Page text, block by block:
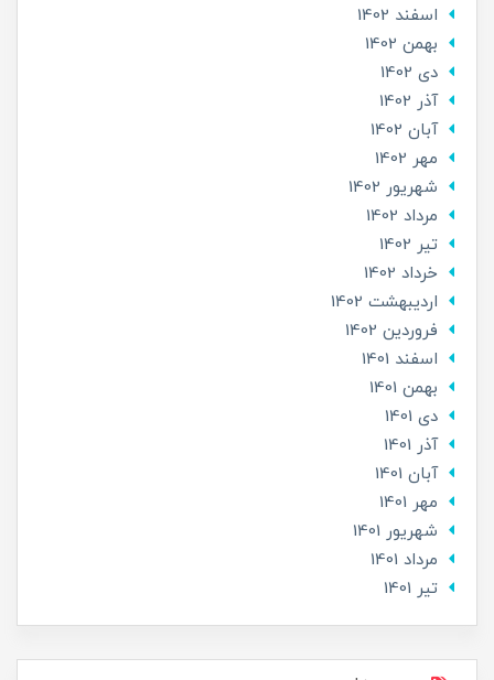
اسفند 1402
بهمن 1402
دی 1402
آذر 1402
آبان 1402
مهر 1402
شهریور 1402
مرداد 1402
تير 1402
خرداد 1402
ارديبهشت 1402
فروردین 1402
اسفند 1401
بهمن 1401
دی 1401
آذر 1401
آبان 1401
مهر 1401
شهریور 1401
مرداد 1401
تير 1401